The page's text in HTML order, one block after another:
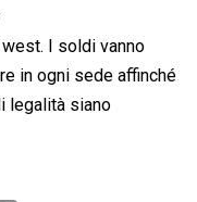
west. I soldi vanno
in ogni sede affinché
legalità siano